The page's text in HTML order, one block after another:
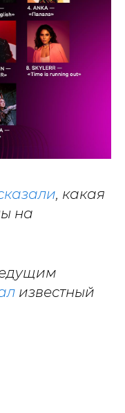
, какая
на
известный